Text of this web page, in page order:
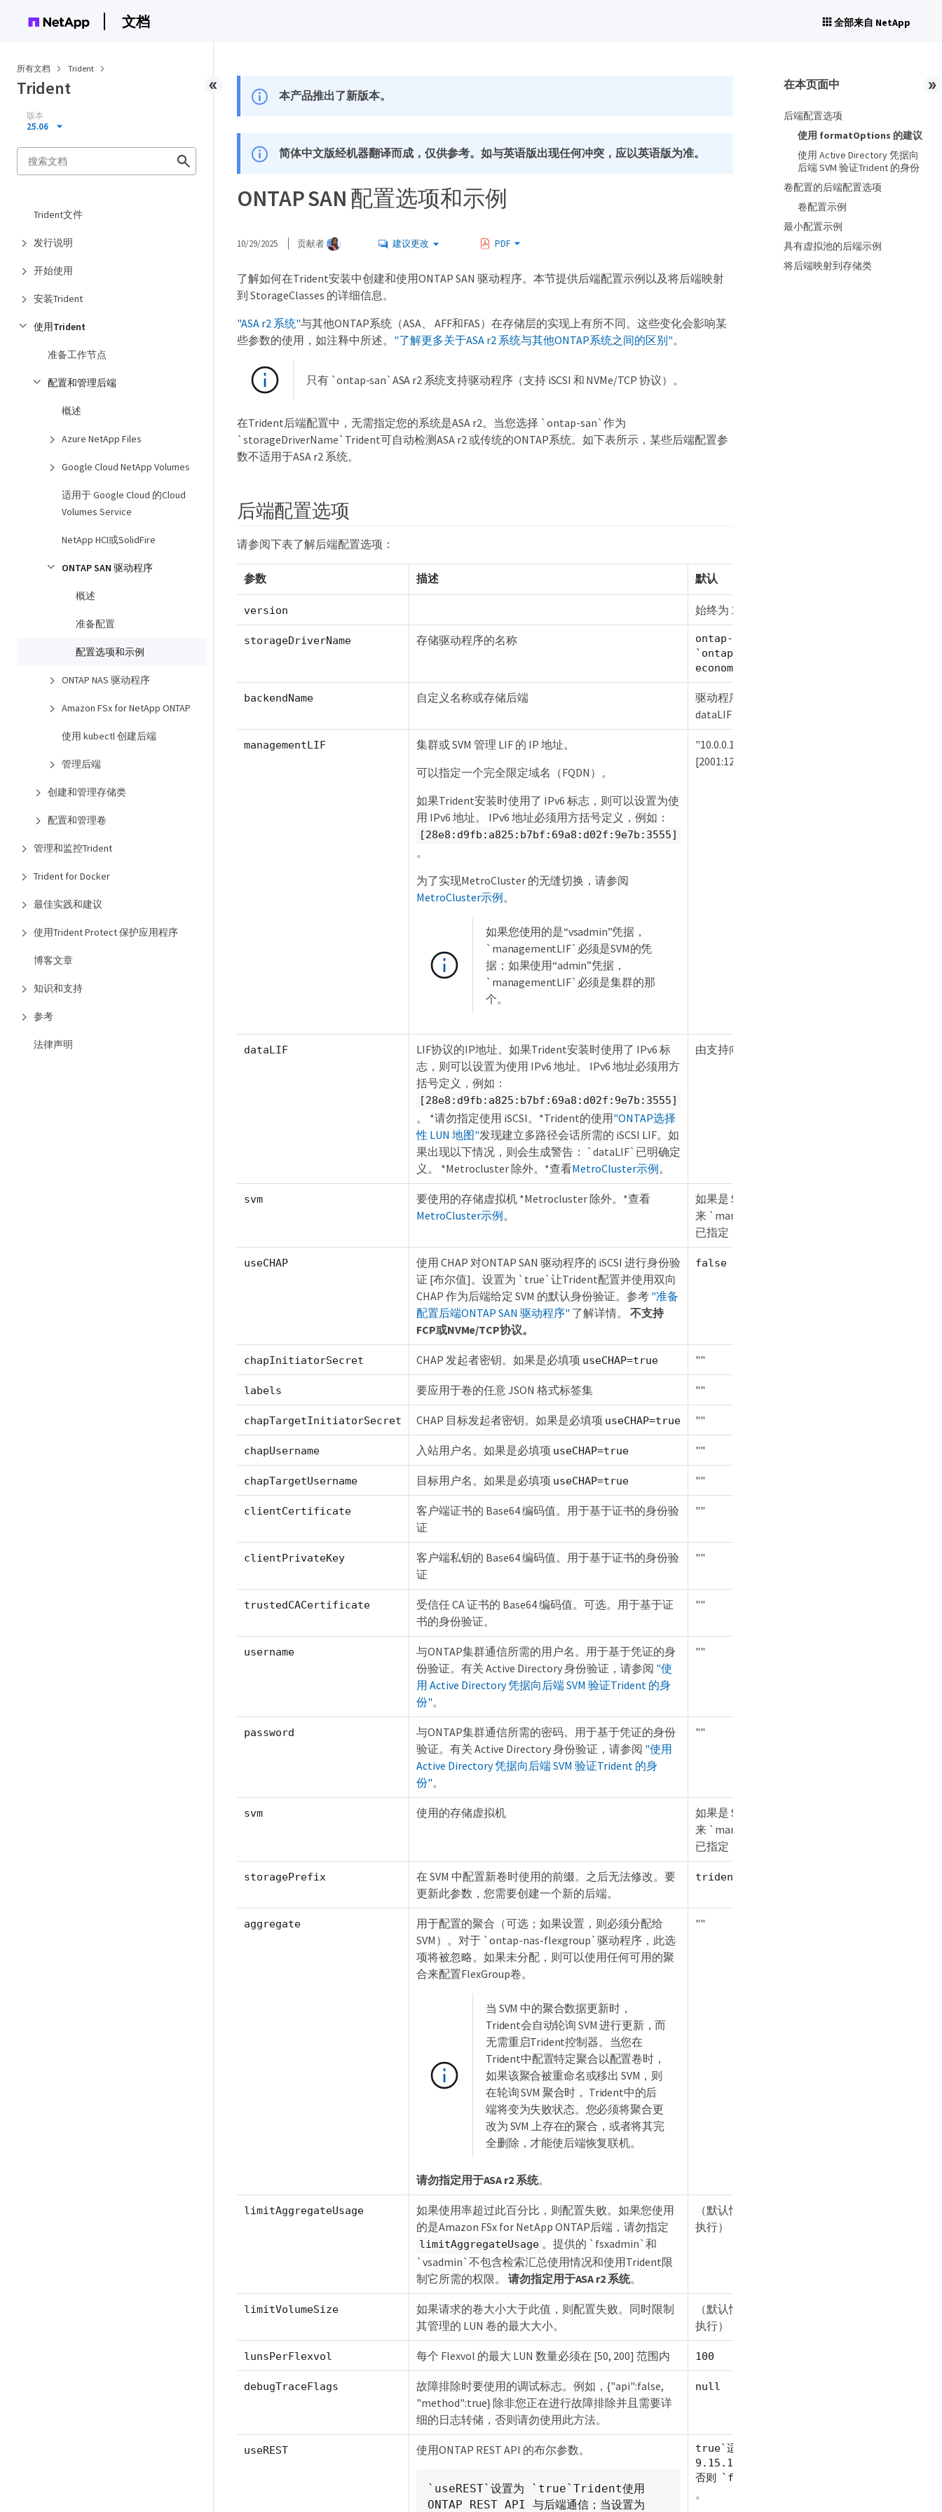
文档 全部来自 NetApp
所有文档 Trident
Trident
版本
25.06
Trident文件
发行说明
开始使用
安装Trident
使用Trident
准备工作节点
配置和管理后端
概述
Azure NetApp Files
Google Cloud NetApp Volumes
适用于 Google Cloud 的Cloud
Volumes Service
NetApp HCI或SolidFire
ONTAP SAN 驱动程序
概述
准备配置
配置选项和示例
ONTAP NAS 驱动程序
Amazon FSx for NetApp ONTAP
使用 kubectl 创建后端
管理后端
创建和管理存储类
配置和管理卷
管理和监控Trident
Trident for Docker
最佳实践和建议
使用Trident Protect 保护应用程序
博客文章
知识和支持
参考
法律声明
本产品推出了新版本。
简体中文版经机器翻译而成，仅供参考。如与英语版出现任何冲突，应以英语版为准。
ONTAP SAN 配置选项和示例
10/29/2025 贡献者 建议更改 PDF
了解如何在Trident安装中创建和使用ONTAP SAN 驱动程序。本节提供后端配置示例以及将后端映射
到 StorageClasses 的详细信息。
"ASA r2 系统"与其他ONTAP系统（ASA、 AFF和FAS）在存储层的实现上有所不同。这些变化会影响某
些参数的使用，如注释中所述。 "了解更多关于ASA r2 系统与其他ONTAP系统之间的区别"。
只有 `ontap-san`ASA r2 系统支持驱动程序（支持 iSCSI 和 NVMe/TCP 协议）。
在Trident后端配置中，无需指定您的系统是ASA r2。当您选择 `ontap-san`作为
`storageDriverName`Trident可自动检测ASA r2 或传统的ONTAP系统。如下表所示，某些后端配置参
数不适用于ASA r2 系统。
后端配置选项
请参阅下表了解后端配置选项：
参数 描述 默认
version 始终为 1
storageDriverName 存储驱动程序的名称
ontap-san`或者
`ontap-san-
economy
backendName 自定义名称或存储后端
驱动程序名称 + "_" +
dataLIF
managementLIF
集群或 SVM 管理 LIF 的 IP 地址。
可以指定一个完全限定域名（FQDN）。
如果Trident安装时使用了 IPv6 标志，则可以设置为使
用 IPv6 地址。 IPv6 地址必须用方括号定义，例如：
[28e8:d9fb:a825:b7bf:69a8:d02f:9e7b:3555]
。
为了实现MetroCluster 的无缝切换，请参阅
MetroCluster示例。
如果您使用的是“vsadmin”凭据，
`managementLIF`必须是SVM的凭
据；如果使用“admin”凭据，
`managementLIF`必须是集群的那
个。
"10.0.0.1", "
[2001:1234:abcd::fefe]"
dataLIF
LIF协议的IP地址。如果Trident安装时使用了 IPv6 标
志，则可以设置为使用 IPv6 地址。 IPv6 地址必须用方
括号定义，例如：
[28e8:d9fb:a825:b7bf:69a8:d02f:9e7b:3555]
。 *请勿指定使用 iSCSI。*Trident的使用"ONTAP选择
性 LUN 地图"发现建立多路径会话所需的 iSCSI LIF。如
果出现以下情况，则会生成警告： `dataLIF`已明确定
义。 *Metrocluster 除外。*查看MetroCluster示例。
由支持向量机导出
svm
要使用的存储虚拟机 *Metrocluster 除外。*查看
MetroCluster示例。
如果是 SVM 则推导而
来 `managementLIF`
已指定
useCHAP
使用 CHAP 对ONTAP SAN 驱动程序的 iSCSI 进行身份验
证 [布尔值]。设置为 `true`让Trident配置并使用双向
CHAP 作为后端给定 SVM 的默认身份验证。参考 "准备
配置后端ONTAP SAN 驱动程序" 了解详情。 不支持
FCP或NVMe/TCP协议。
false
chapInitiatorSecret CHAP 发起者密钥。如果是必填项 useCHAP=true ""
labels 要应用于卷的任意 JSON 格式标签集 ""
chapTargetInitiatorSecret CHAP 目标发起者密钥。如果是必填项 useCHAP=true ""
chapUsername 入站用户名。如果是必填项 useCHAP=true ""
chapTargetUsername 目标用户名。如果是必填项 useCHAP=true ""
clientCertificate
客户端证书的 Base64 编码值。用于基于证书的身份验
证
""
clientPrivateKey
客户端私钥的 Base64 编码值。用于基于证书的身份验
证
""
trustedCACertificate
受信任 CA 证书的 Base64 编码值。可选。用于基于证
书的身份验证。
""
username
与ONTAP集群通信所需的用户名。用于基于凭证的身
份验证。有关 Active Directory 身份验证，请参阅 "使
用 Active Directory 凭据向后端 SVM 验证Trident 的身
份"。
""
password
与ONTAP集群通信所需的密码。用于基于凭证的身份
验证。有关 Active Directory 身份验证，请参阅 "使用
Active Directory 凭据向后端 SVM 验证Trident 的身
份"。
""
svm 使用的存储虚拟机
如果是 SVM 则推导而
来 `managementLIF`
已指定
storagePrefix
在 SVM 中配置新卷时使用的前缀。之后无法修改。要
更新此参数，您需要创建一个新的后端。
trident
aggregate
用于配置的聚合（可选；如果设置，则必须分配给
SVM）。对于 `ontap-nas-flexgroup`驱动程序，此选
项将被忽略。如果未分配，则可以使用任何可用的聚
合来配置FlexGroup卷。
当 SVM 中的聚合数据更新时，
Trident会自动轮询 SVM 进行更新，而
无需重启Trident控制器。当您在
Trident中配置特定聚合以配置卷时，
如果该聚合被重命名或移出 SVM，则
在轮询 SVM 聚合时， Trident中的后
端将变为失败状态。您必须将聚合更
改为 SVM 上存在的聚合，或者将其完
全删除，才能使后端恢复联机。
请勿指定用于ASA r2 系统。
""
limitAggregateUsage
如果使用率超过此百分比，则配置失败。如果您使用
的是Amazon FSx for NetApp ONTAP后端，请勿指定
limitAggregateUsage 。提供的 `fsxadmin`和
`vsadmin`不包含检索汇总使用情况和使用Trident限
制它所需的权限。 请勿指定用于ASA r2 系统。
（默认情况下不强制
执行）
limitVolumeSize
如果请求的卷大小大于此值，则配置失败。同时限制
其管理的 LUN 卷的最大大小。
（默认情况下不强制
执行）
lunsPerFlexvol 每个 Flexvol 的最大 LUN 数量必须在 [50, 200] 范围内 100
debugTraceFlags
故障排除时要使用的调试标志。例如，{"api":false,
"method":true} 除非您正在进行故障排除并且需要详
细的日志转储，否则请勿使用此方法。
null
useREST 使用ONTAP REST API 的布尔参数。
`useREST`设置为 `true`Trident使用
ONTAP REST API 与后端通信；当设置为
true`适用于ONTAP
9.15.1 或更高版本，
否则 `false
。
在本页面中
后端配置选项
使用 formatOptions 的建议
使用 Active Directory 凭据向
后端 SVM 验证Trident 的身份
卷配置的后端配置选项
卷配置示例
最小配置示例
具有虚拟池的后端示例
将后端映射到存储类